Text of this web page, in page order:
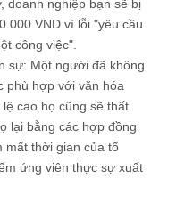
doanh nghiệp bạn sẽ bị
VND vì lỗi "yêu cầu
công việc".
sự: Một người đã không
phù hợp với văn hóa
cao họ cũng sẽ thất
lại bằng các hợp đồng
mất thời gian của tổ
ứng viên thực sự xuất